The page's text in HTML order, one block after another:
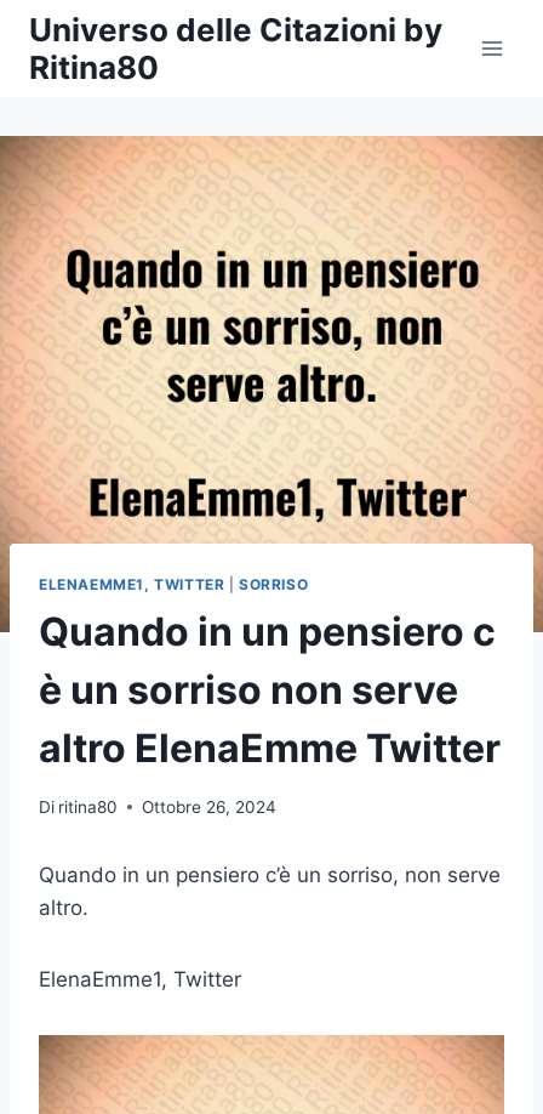
Salta
contenuto
Universo delle Citazioni by
Ritina80
ELENAEMME1, TWITTER |SORRISO
Quando in un pensiero c
è un sorriso non serve
altro ElenaEmme Twitter
Di ritina80 Ottobre 26, 2024
Quando in un pensiero c’è un sorriso, non serve
altro.
ElenaEmme1, Twitter